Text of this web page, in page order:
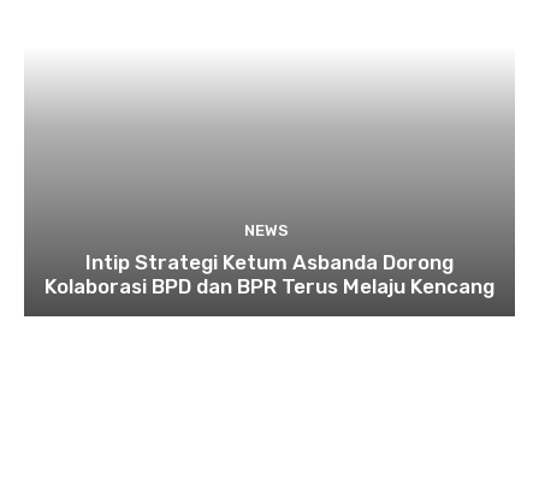
NEWS
Intip Strategi Ketum Asbanda Dorong
Kolaborasi BPD dan BPR Terus Melaju Kencang